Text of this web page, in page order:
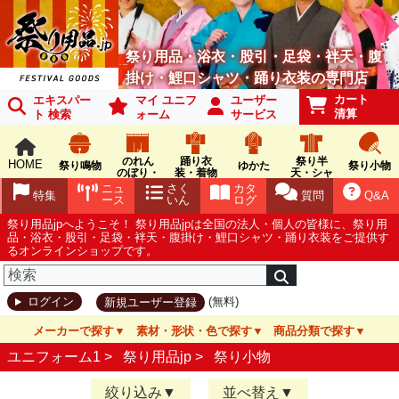
祭り用品・浴衣・股引・足袋・袢天・腹
掛け・鯉口シャツ・踊り衣装の専門店
エキスパー
ト 検索
マイ ユニフ
ォーム
ユーザー
サービス
カート
清算
HOME 祭り鳴物
のれん
のぼり・
踊り衣
装・着物
ゆかた
祭り半
天・シャ
祭り小物
Q&A
質問
カタ
ログ
さく
いん
ニュ
ース
特集
祭り用品jpへようこそ！ 祭り用品jpは全国の法人・個人の皆様に、祭り用
品・浴衣・股引・足袋・袢天・腹掛け・鯉口シャツ・踊り衣装をご提供す
るオンラインショップです。
ログイン 新規ユーザー登録 (無料)
メーカーで探す 素材・形状・色で探す 商品分類で探す
ユニフォーム1 > 祭り用品jp > 祭り小物
絞り込み 並べ替え